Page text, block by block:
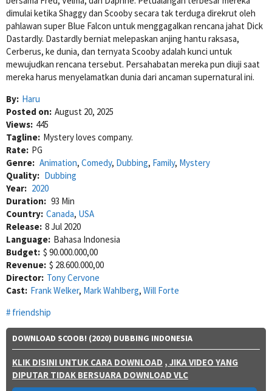
dimulai ketika Shaggy dan Scooby secara tak terduga direkrut oleh
pahlawan super Blue Falcon untuk menggagalkan rencana jahat Dick
Dastardly. Dastardly berniat melepaskan anjing hantu raksasa,
Cerberus, ke dunia, dan ternyata Scooby adalah kunci untuk
mewujudkan rencana tersebut. Persahabatan mereka pun diuji saat
mereka harus menyelamatkan dunia dari ancaman supernatural ini.
By: Haru
Posted on: August 20, 2025
Views: 445
Tagline: Mystery loves company.
Rate: PG
Genre: Animation, Comedy, Dubbing, Family, Mystery
Quality: Dubbing
Year: 2020
Duration: 93 Min
Country: Canada, USA
Release: 8 Jul 2020
Language: Bahasa Indonesia
Budget: $ 90.000.000,00
Revenue: $ 28.600.000,00
Director: Tony Cervone
Cast: Frank Welker, Mark Wahlberg, Will Forte
friendship
DOWNLOAD SCOOB! (2020) DUBBING INDONESIA
KLIK DISINI UNTUK CARA DOWNLOAD , JIKA VIDEO YANG
DIPUTAR TIDAK BERSUARA DOWNLOAD VLC